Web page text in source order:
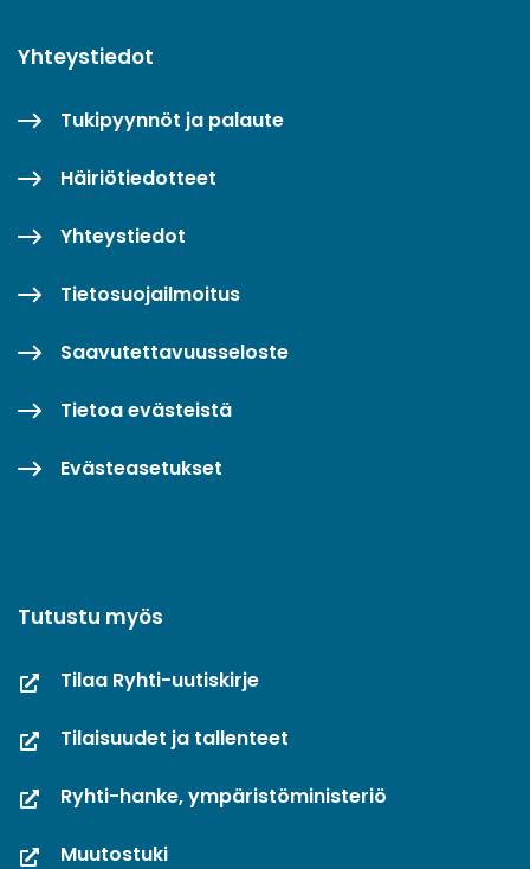
Yhteystiedot
Tukipyynnöt ja palaute
Häiriötiedotteet
Yhteystiedot
Tietosuojailmoitus
Saavutettavuusseloste
Tietoa evästeistä
Evästeasetukset
Tutustu myös
Tilaa Ryhti-uutiskirje
Tilaisuudet ja tallenteet
Ryhti-hanke, ympäristöministeriö
Muutostuki